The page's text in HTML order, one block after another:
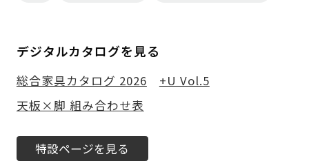
デジタルカタログを見る
総合家具カタログ 2026
+U Vol.5
天板×脚 組み合わせ表
特設ページを見る